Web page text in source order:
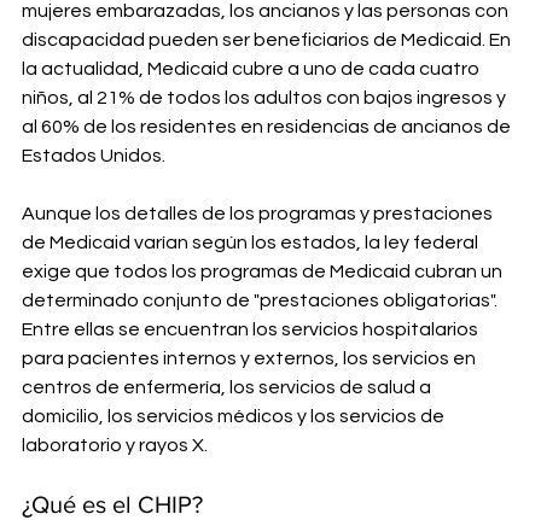
mujeres embarazadas, los ancianos y las personas con
discapacidad pueden ser beneficiarios de Medicaid. En
la actualidad, Medicaid cubre a uno de cada cuatro
niños, al 21% de todos los adultos con bajos ingresos y
al 60% de los residentes en residencias de ancianos de
Estados Unidos.
Aunque los detalles de los programas y prestaciones
de Medicaid varían según los estados, la ley federal
exige que todos los programas de Medicaid cubran un
determinado conjunto de "prestaciones obligatorias".
Entre ellas se encuentran los servicios hospitalarios
para pacientes internos y externos, los servicios en
centros de enfermería, los servicios de salud a
domicilio, los servicios médicos y los servicios de
laboratorio y rayos X.
¿Qué es el CHIP?